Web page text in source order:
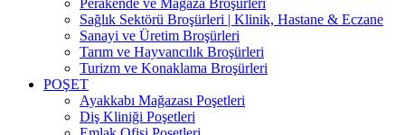
Perakende ve Mağaza Broşürleri
Sağlık Sektörü Broşürleri | Klinik, Hastane & Eczane
Sanayi ve Üretim Broşürleri
Tarım ve Hayvancılık Broşürleri
Turizm ve Konaklama Broşürleri
POŞET
Ayakkabı Mağazası Poşetleri
Diş Kliniği Poşetleri